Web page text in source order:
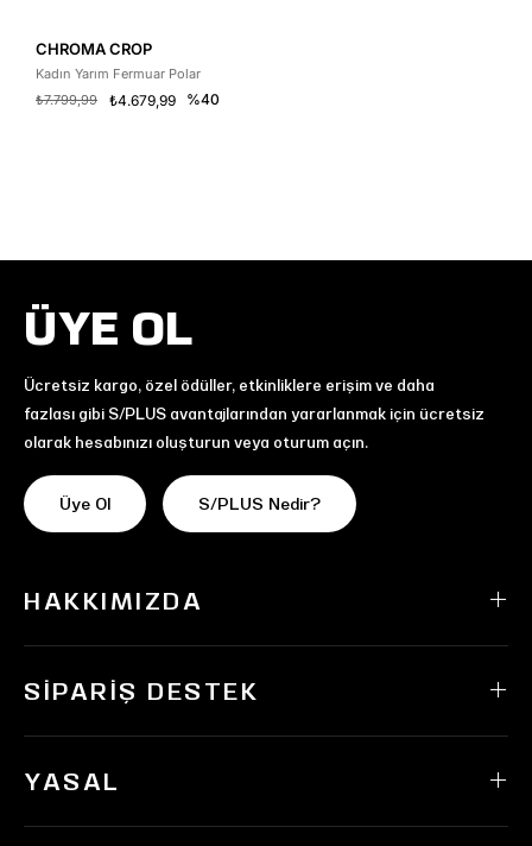
CHROMA CROP
Kadın Yarım Fermuar Polar
₺4.679,99
₺7.799,99 %40
ÜYE OL
Ücretsiz kargo, özel ödüller, etkinliklere erişim ve daha
fazlası gibi S/PLUS avantajlarından yararlanmak için ücretsiz
olarak hesabınızı oluşturun veya oturum açın.
Üye Ol S/PLUS Nedir?
HAKKIMIZDA
SIPARIŞ DESTEK
YASAL